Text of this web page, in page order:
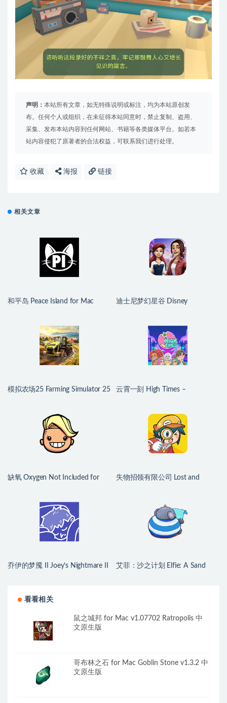
声明： 本站所有文章，如无特殊说明或标注，均为本站原创发
布。任何个人或组织，在未征得本站同意时，禁止复制、盗用、
采集、发布本站内容到任何网站、书籍等各类媒体平台。如若本
站内容侵犯了原著者的合法权益，可联系我们进行处理。
收藏 海报 链接
相关文章
和平岛 Peace Island for Mac
迪士尼梦幻星谷 Disney
模拟农场25 Farming Simulator 25
云霄一刻 High Times –
缺氧 Oxygen Not Included for
失物招领有限公司 Lost and
乔伊的梦魇 II Joey’s Nightmare II
艾菲：沙之计划 Elfie: A Sand
看看相关
鼠之城邦 for Mac v1.07702 Ratropolis 中
文原生版
哥布林之石 for Mac Goblin Stone v1.3.2 中
文原生版